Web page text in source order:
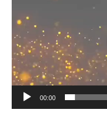
00:00